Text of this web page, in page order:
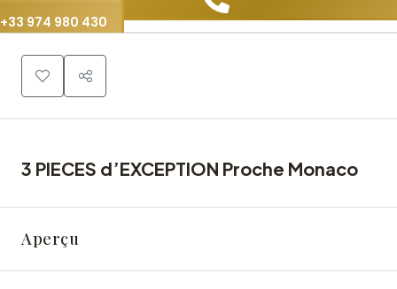
+33 974 980 430
3 PIECES d’EXCEPTION Proche Monaco
Aperçu